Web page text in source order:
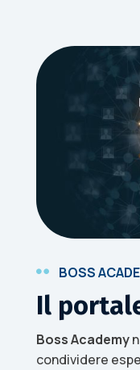
BOSS
Il
Boss Academy
condividere